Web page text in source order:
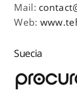
Mail:
Web:
Suecia